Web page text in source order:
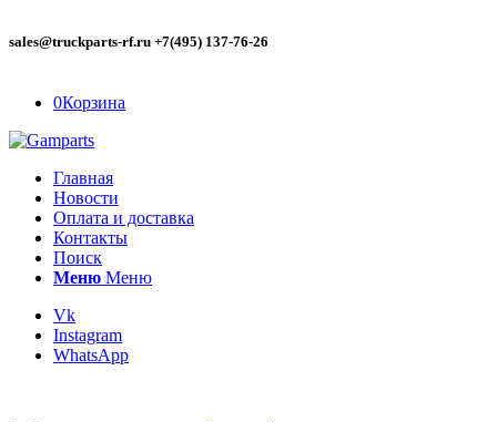
sales@truckparts-rf.ru +7(495) 137-76-26
0Корзина
Главная
Новости
Оплата и доставка
Контакты
Поиск
Меню Меню
Vk
Instagram
WhatsApp